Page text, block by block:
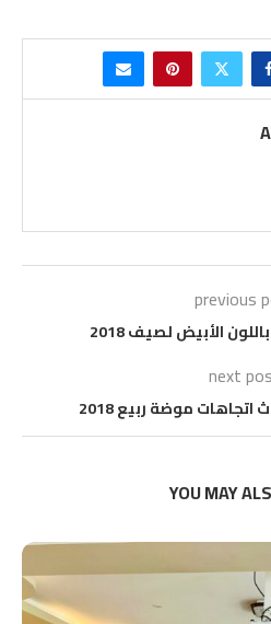
previous
الأبيض لصيف 2018
next
موضة ربيع 2018
YOU MAY